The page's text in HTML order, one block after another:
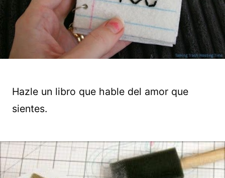
Hazle un libro que hable del amor que
sientes.